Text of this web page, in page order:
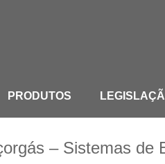
PRODUTOS
– Sistemas de